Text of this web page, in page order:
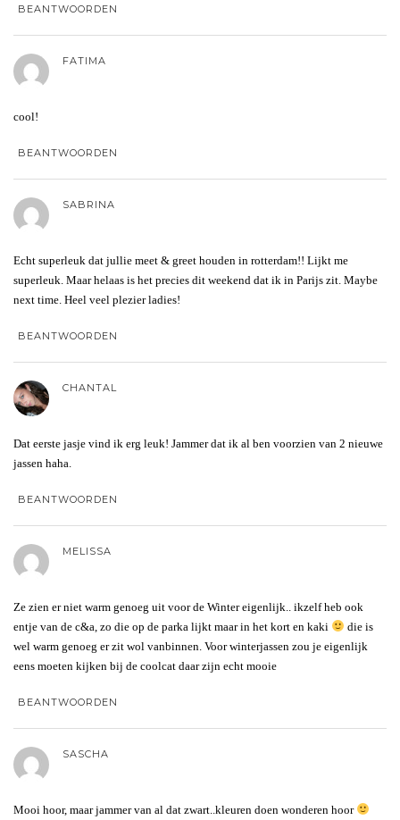
BEANTWOORDEN
FATIMA
cool!
BEANTWOORDEN
SABRINA
Echt superleuk dat jullie meet & greet houden in rotterdam!! Lijkt me
superleuk. Maar helaas is het precies dit weekend dat ik in Parijs zit. Maybe
next time. Heel veel plezier ladies!
BEANTWOORDEN
CHANTAL
Dat eerste jasje vind ik erg leuk! Jammer dat ik al ben voorzien van 2 nieuwe
jassen haha.
BEANTWOORDEN
MELISSA
Ze zien er niet warm genoeg uit voor de Winter eigenlijk.. ikzelf heb ook
entje van de c&a, zo die op de parka lijkt maar in het kort en kaki
die is
wel warm genoeg er zit wol vanbinnen. Voor winterjassen zou je eigenlijk
eens moeten kijken bij de coolcat daar zijn echt mooie
BEANTWOORDEN
SASCHA
Mooi hoor, maar jammer van al dat zwart..kleuren doen wonderen hoor